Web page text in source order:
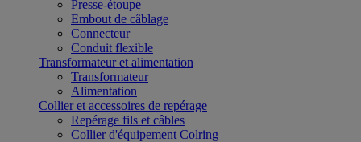
Presse-étoupe
Embout de câblage
Connecteur
Conduit flexible
Transformateur et alimentation
Transformateur
Alimentation
Collier et accessoires de repérage
Repérage fils et câbles
Collier d'équipement Colring